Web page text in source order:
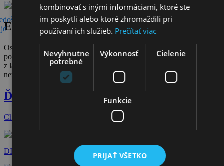
EVA CHARITY BAZAAR
Osobnosti, ktoré nás inšpirujú. Ľuda, ktorých obdivujeme a
počúvame. Limitka tričiek pre EVA CHARITY BAZAAR vznikla
z lásky a rešpektu. Aby ikonické fotografie pre naše časopisy
nezapadli prachom a aby pomohli tam, kde to najviac treba.
Ďalšie dražby
Chanel šaty
DIOR Diorama kabelka
kombinovať s inými informáciami, ktoré ste
im poskytli alebo ktoré zhromaždili pri
používaní ich služieb. Prečítať viac
Nevyhnutne
potrebné
Výkonnosť Cielenie
Funkcie
PRIJAŤ VŠETKO